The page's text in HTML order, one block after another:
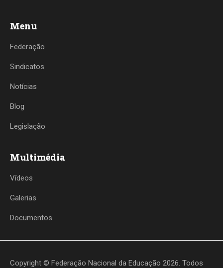
Menu
Federação
Sindicatos
Notícias
Blog
Legislação
Multimédia
Vídeos
Galerias
Documentos
Copyright © Federação Nacional da Educação 2026. Todos